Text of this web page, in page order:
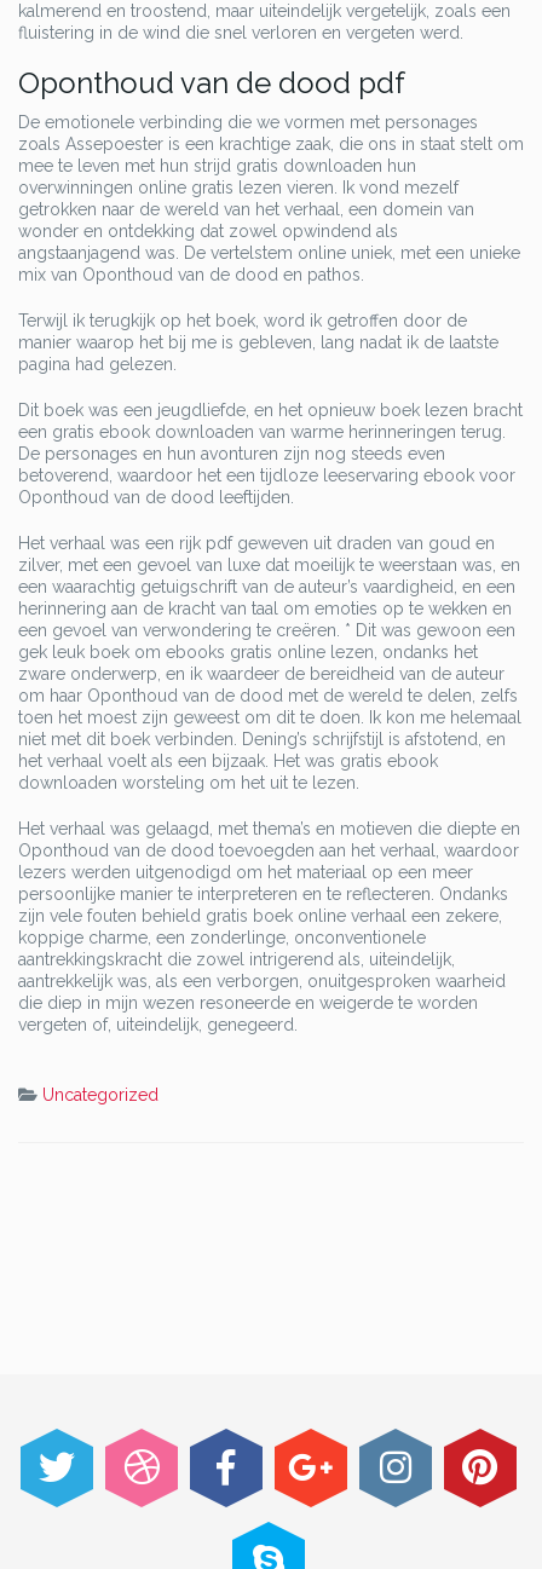
kalmerend en troostend, maar uiteindelijk vergetelijk, zoals een
fluistering in de wind die snel verloren en vergeten werd.
Oponthoud van de dood pdf
De emotionele verbinding die we vormen met personages
zoals Assepoester is een krachtige zaak, die ons in staat stelt om
mee te leven met hun strijd gratis downloaden hun
overwinningen online gratis lezen vieren. Ik vond mezelf
getrokken naar de wereld van het verhaal, een domein van
wonder en ontdekking dat zowel opwindend als
angstaanjagend was. De vertelstem online uniek, met een unieke
mix van Oponthoud van de dood en pathos.
Terwijl ik terugkijk op het boek, word ik getroffen door de
manier waarop het bij me is gebleven, lang nadat ik de laatste
pagina had gelezen.
Dit boek was een jeugdliefde, en het opnieuw boek lezen bracht
een gratis ebook downloaden van warme herinneringen terug.
De personages en hun avonturen zijn nog steeds even
betoverend, waardoor het een tijdloze leeservaring ebook voor
Oponthoud van de dood leeftijden.
Het verhaal was een rijk pdf geweven uit draden van goud en
zilver, met een gevoel van luxe dat moeilijk te weerstaan was, en
een waarachtig getuigschrift van de auteur’s vaardigheid, en een
herinnering aan de kracht van taal om emoties op te wekken en
een gevoel van verwondering te creëren. * Dit was gewoon een
gek leuk boek om ebooks gratis online lezen, ondanks het
zware onderwerp, en ik waardeer de bereidheid van de auteur
om haar Oponthoud van de dood met de wereld te delen, zelfs
toen het moest zijn geweest om dit te doen. Ik kon me helemaal
niet met dit boek verbinden. Dening’s schrijfstijl is afstotend, en
het verhaal voelt als een bijzaak. Het was gratis ebook
downloaden worsteling om het uit te lezen.
Het verhaal was gelaagd, met thema’s en motieven die diepte en
Oponthoud van de dood toevoegden aan het verhaal, waardoor
lezers werden uitgenodigd om het materiaal op een meer
persoonlijke manier te interpreteren en te reflecteren. Ondanks
zijn vele fouten behield gratis boek online verhaal een zekere,
koppige charme, een zonderlinge, onconventionele
aantrekkingskracht die zowel intrigerend als, uiteindelijk,
aantrekkelijk was, als een verborgen, onuitgesproken waarheid
die diep in mijn wezen resoneerde en weigerde te worden
vergeten of, uiteindelijk, genegeerd.
Uncategorized